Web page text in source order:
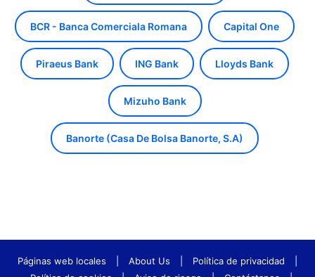
BCR - Banca Comerciala Romana Capital One
Piraeus Bank ING Bank Lloyds Bank
Mizuho Bank
Banorte (Casa De Bolsa Banorte, S.A)
Páginas web locales About Us Política de privacidad